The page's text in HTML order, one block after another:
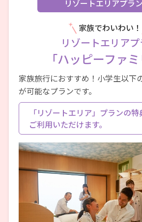
リゾートエリアプラ
家族でわいわい！
リゾートエリア
「ハッピーファミ
家族旅行におすすめ！小学生以下
が可能なプランです。
「リゾートエリア」プランの特
ご利用いただけます。